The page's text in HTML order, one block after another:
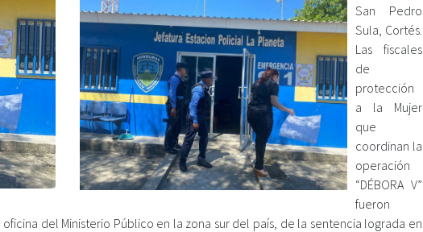
San Pedro
Sula, Cortés.
Las fiscales
de
protección
a la Mujer
que
coordinan la
operación
“DÉBORA V”
fueron
del Ministerio Público en la zona sur del país, de la sentencia lograda en